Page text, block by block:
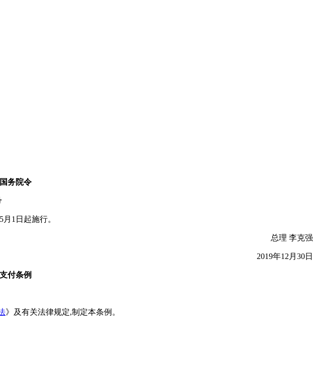
务院令
1日起施行。
总理 李克强
2019年12月30日
付条例
》及有关法律规定,制定本条例。